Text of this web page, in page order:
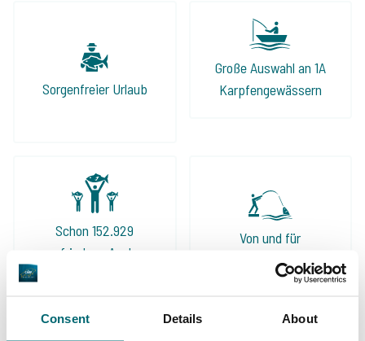
Consent Details About
immer unkompliziert und ist reine Formsache.
Hier bekommt man eine ehrliche Beratung!
Auch dieses Jahr fahren wir wieder über The
Sorgenfreier Urlaub
Große Auswahl an 1A
Karpfengewässern
Schon 152.929
zufriedene Angler
Von und für
Karpfenangler